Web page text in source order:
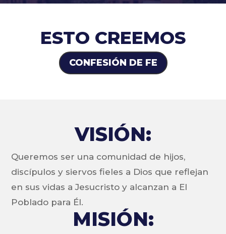
ESTO CREEMOS
CONFESIÓN DE FE
VISIÓN:
Queremos ser una comunidad de hijos,
discípulos y siervos fieles a Dios que reflejan
en sus vidas a Jesucristo y alcanzan a El
Poblado para Él.
MISIÓN: